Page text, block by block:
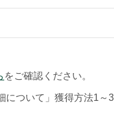
をご確認ください。
について」獲得方法1～